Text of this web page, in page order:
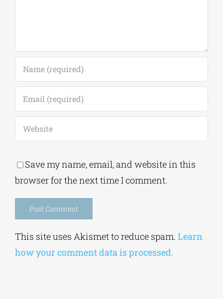
Save my name, email, and website in this
browser for the next time I comment.
Alternative:
how your comment data is processed.